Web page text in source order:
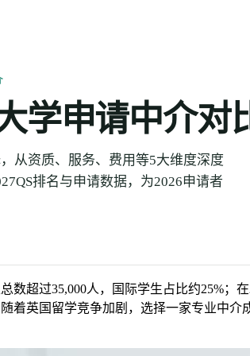
学申请中介
从资质、服务、费用等5大维度深度
排名与申请数据，为2026申请者
数超过35,000人，国际学生占比约25%；
着英国留学竞争加剧，选择一家专业中